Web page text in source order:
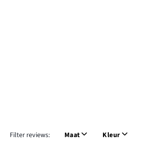
Filter reviews: Maat Kleur